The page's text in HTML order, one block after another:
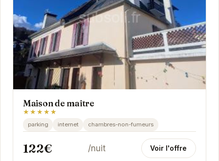
Maison de maître
★★★★★
parking internet chambres-non-fumeurs
122€ /nuit Voir l'offre